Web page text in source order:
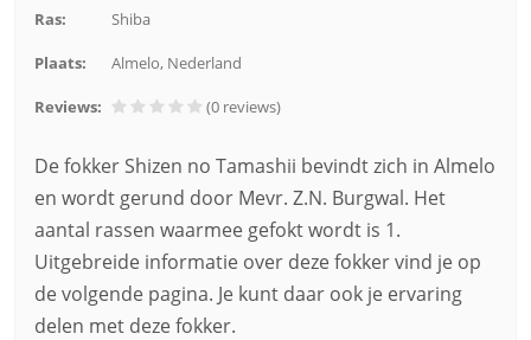
Ras: Shiba
Plaats: Almelo, Nederland
Reviews: (0 reviews)
De fokker Shizen no Tamashii bevindt zich in Almelo
en wordt gerund door Mevr. Z.N. Burgwal. Het
aantal rassen waarmee gefokt wordt is 1.
Uitgebreide informatie over deze fokker vind je op
de volgende pagina. Je kunt daar ook je ervaring
delen met deze fokker.